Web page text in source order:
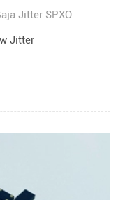
Jitter SPXO
Jitter